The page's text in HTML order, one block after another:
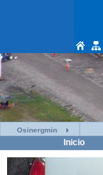
Osinergmin
Inicio